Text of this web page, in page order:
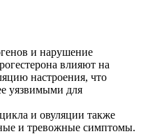
и нарушение
влияют на
настроения, что
уязвимыми для
и овуляции также
и тревожные симптомы.